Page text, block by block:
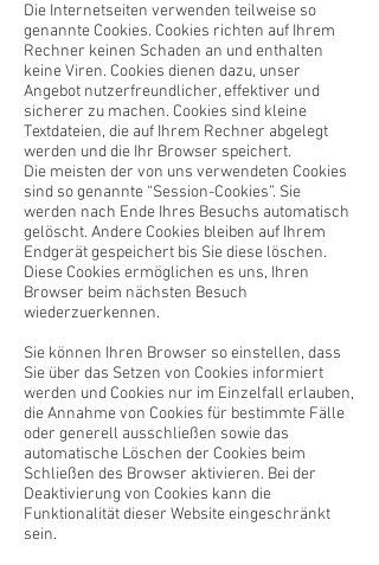
Die Internetseiten verwenden teilweise so
genannte Cookies. Cookies richten auf Ihrem
Rechner keinen Schaden an und enthalten
keine Viren. Cookies dienen dazu, unser
Angebot nutzerfreundlicher, effektiver und
sicherer zu machen. Cookies sind kleine
Textdateien, die auf Ihrem Rechner abgelegt
werden und die Ihr Browser speichert.
Die meisten der von uns verwendeten Cookies
sind so genannte “Session-Cookies”. Sie
werden nach Ende Ihres Besuchs automatisch
gelöscht. Andere Cookies bleiben auf Ihrem
Endgerät gespeichert bis Sie diese löschen.
Diese Cookies ermöglichen es uns, Ihren
Browser beim nächsten Besuch
wiederzuerkennen.
Sie können Ihren Browser so einstellen, dass
Sie über das Setzen von Cookies informiert
werden und Cookies nur im Einzelfall erlauben,
die Annahme von Cookies für bestimmte Fälle
oder generell ausschließen sowie das
automatische Löschen der Cookies beim
Schließen des Browser aktivieren. Bei der
Deaktivierung von Cookies kann die
Funktionalität dieser Website eingeschränkt
sein.